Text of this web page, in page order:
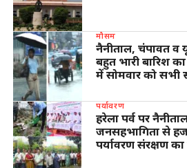
मौसम
नैनीताल, चंपावत व
बहुत भारी बारिश
में सोमवार को
पर्यावरण
हरेला पर्व पर
जनसहभागिता से
पर्यावरण संरक्षण